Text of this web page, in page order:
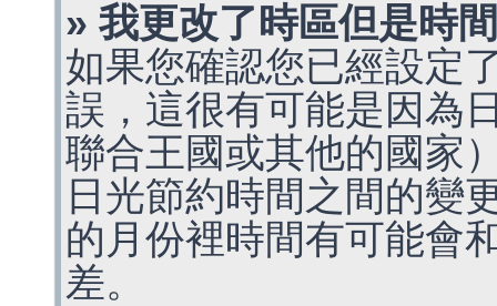
» 我更改了時區但是時
如果您確認您已經設定
誤，這很有可能是因為
聯合王國或其他的國家
日光節約時間之間的變
的月份裡時間有可能會
差。